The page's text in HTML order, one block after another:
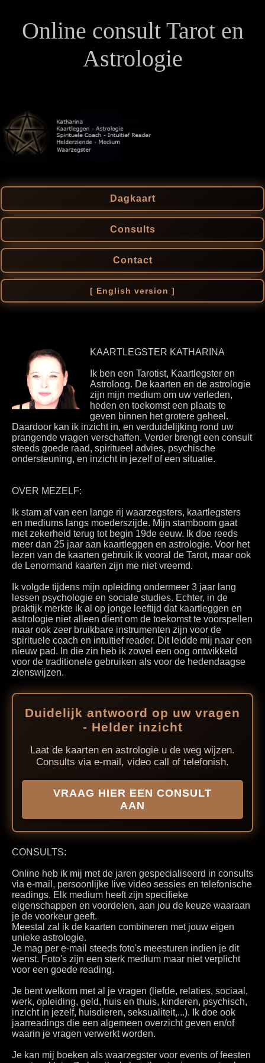
Online consult Tarot en
Astrologie
Dagkaart
Consults
Contact
[ English version ]
KAARTLEGSTER KATHARINA
Ik ben een Tarotist, Kaartlegster en
Astroloog. De kaarten en de astrologie
zijn mijn medium om uw verleden,
heden en toekomst een plaats te
geven binnen het grotere geheel.
Daardoor kan ik inzicht in, en verduidelijking rond uw
prangende vragen verschaffen. Verder brengt een consult
steeds goede raad, spiritueel advies, psychische
ondersteuning, en inzicht in jezelf of een situatie.
OVER MEZELF:
Ik stam af van een lange rij waarzegsters, kaartlegsters
en mediums langs moederszijde. Mijn stamboom gaat
met zekerheid terug tot begin 19de eeuw. Ik doe reeds
meer dan 25 jaar aan kaartleggen en astrologie. Voor het
lezen van de kaarten gebruik ik vooral de Tarot, maar ook
de Lenormand kaarten zijn me niet vreemd.
Ik volgde tijdens mijn opleiding ondermeer 3 jaar lang
lessen psychologie en sociale studies. Echter, in de
praktijk merkte ik al op jonge leeftijd dat kaartleggen en
astrologie niet alleen dient om de toekomst te voorspellen
maar ook zeer bruikbare instrumenten zijn voor de
spirituele coach en intuïtief reader. Dit leidde mij naar een
nieuw pad. In die zin heb ik zowel een oog ontwikkeld
voor de traditionele gebruiken als voor de hedendaagse
zienswijzen.
Duidelijk antwoord op uw vragen
- Helder inzicht
Laat de kaarten en astrologie u de weg wijzen.
Consults via e-mail, video call of telefonish.
VRAAG HIER EEN CONSULT
AAN
CONSULTS:
Online heb ik mij met de jaren gespecialiseerd in consults
via e-mail, persoonlijke live video sessies en telefonische
readings. Elk medium heeft zijn specifieke
eigenschappen en voordelen, aan jou de keuze waaraan
je de voorkeur geeft.
Meestal zal ik de kaarten combineren met jouw eigen
unieke astrologie.
Je mag per e-mail steeds foto's meesturen indien je dit
wenst. Foto's zijn een sterk medium maar niet verplicht
voor een goede reading.
Je bent welkom met al je vragen (liefde, relaties, sociaal,
werk, opleiding, geld, huis en thuis, kinderen, psychisch,
inzicht in jezelf, huisdieren, seksualiteit,...). Ik doe ook
jaarreadings die een algemeen overzicht geven en/of
waarin je vragen verwerkt worden.
Je kan mij boeken als waarzegster voor events of feesten